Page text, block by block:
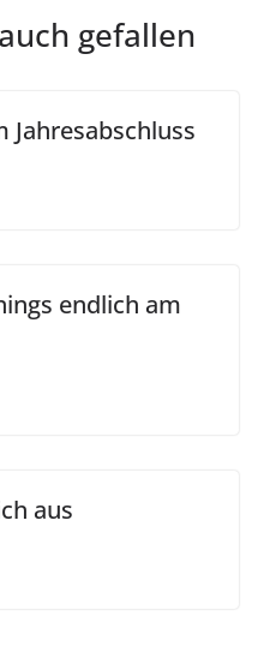
gefallen
Jahresabschluss
endlich am
aus